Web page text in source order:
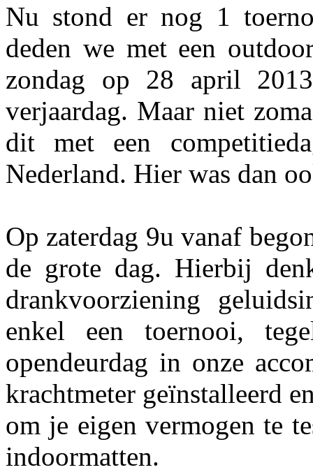
Nu stond er nog 1
deden we met een
zondag op 28 april
verjaardag. Maar niet
dit met een
Nederland. Hier was dan
Op zaterdag 9u vanaf
de grote dag. Hierbij
drankvoorziening
enkel een toernooi,
opendeurdag in onze
krachtmeter geïnstalleerd
om je eigen vermogen te
indoormatten.